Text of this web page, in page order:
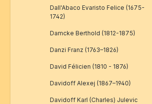
Dall'Abaco Evaristo Felice (1675-
1742)
Damcke Berthold (1812-1875)
Danzi Franz (1763–1826)
David Félicien (1810 - 1876)
Davidoff Alexej (1867–1940)
Davidoff Karl (Charles) Julevic